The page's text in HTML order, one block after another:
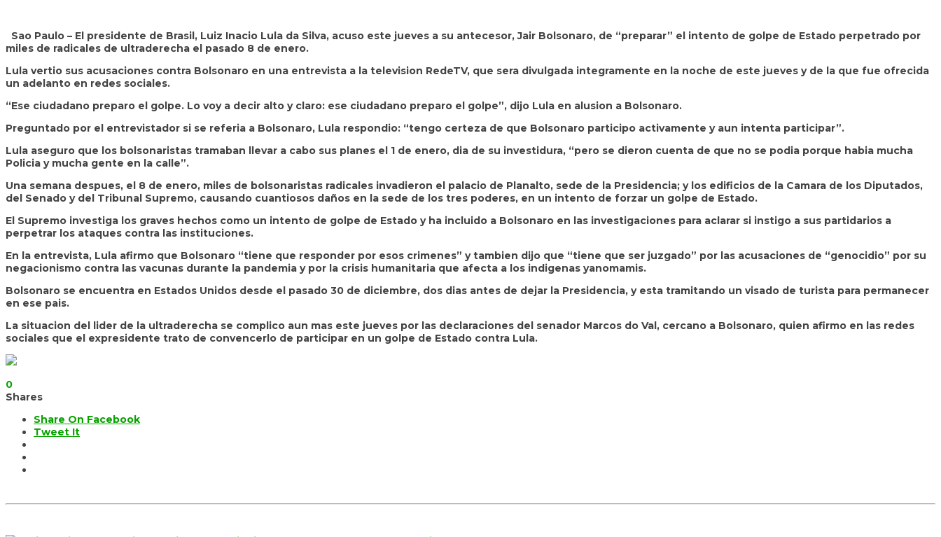
Sao Paulo – El presidente de Brasil, Luiz Inacio Lula da Silva, acuso este jueves a su antecesor, Jair Bolsonaro, de “preparar” el intento de golpe de Estado perpetrado por
miles de radicales de ultraderecha el pasado 8 de enero.
Lula vertio sus acusaciones contra Bolsonaro en una entrevista a la television RedeTV, que sera divulgada integramente en la noche de este jueves y de la que fue ofrecida
un adelanto en redes sociales.
“Ese ciudadano preparo el golpe. Lo voy a decir alto y claro: ese ciudadano preparo el golpe”, dijo Lula en alusion a Bolsonaro.
Preguntado por el entrevistador si se referia a Bolsonaro, Lula respondio: “tengo certeza de que Bolsonaro participo activamente y aun intenta participar”.
Lula aseguro que los bolsonaristas tramaban llevar a cabo sus planes el 1 de enero, dia de su investidura, “pero se dieron cuenta de que no se podia porque habia mucha
Policia y mucha gente en la calle”.
Una semana despues, el 8 de enero, miles de bolsonaristas radicales invadieron el palacio de Planalto, sede de la Presidencia; y los edificios de la Camara de los Diputados,
del Senado y del Tribunal Supremo, causando cuantiosos daños en la sede de los tres poderes, en un intento de forzar un golpe de Estado.
El Supremo investiga los graves hechos como un intento de golpe de Estado y ha incluido a Bolsonaro en las investigaciones para aclarar si instigo a sus partidarios a
perpetrar los ataques contra las instituciones.
En la entrevista, Lula afirmo que Bolsonaro “tiene que responder por esos crimenes” y tambien dijo que “tiene que ser juzgado” por las acusaciones de “genocidio” por su
negacionismo contra las vacunas durante la pandemia y por la crisis humanitaria que afecta a los indigenas yanomamis.
Bolsonaro se encuentra en Estados Unidos desde el pasado 30 de diciembre, dos dias antes de dejar la Presidencia, y esta tramitando un visado de turista para permanecer
en ese pais.
La situacion del lider de la ultraderecha se complico aun mas este jueves por las declaraciones del senador Marcos do Val, cercano a Bolsonaro, quien afirmo en las redes
sociales que el expresidente trato de convencerlo de participar en un golpe de Estado contra Lula.
0
Shares
Share On Facebook
Tweet It